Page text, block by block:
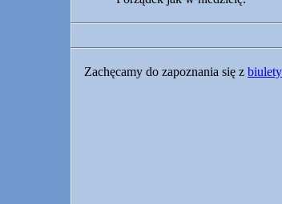
Zachęcamy do zapoznania się z